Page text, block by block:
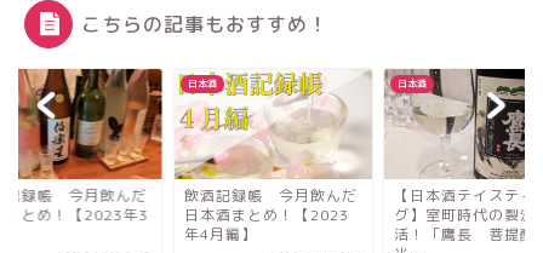
こちらの記事もおすすめ！
記録帳 今月飲んだ
酒まとめ！【2023
日本酒
【日本酒テイスティン
グ】室町時代の製法が復
活！「鷹長 菩提酛」で
日本酒
「SAKE Spring
祭り」！全国各地か
数の蔵元...